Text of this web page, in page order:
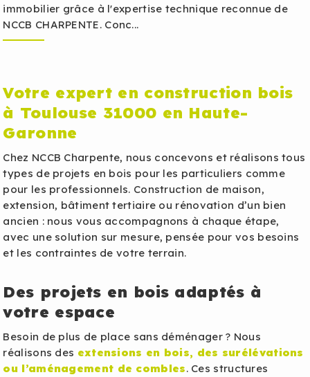
immobilier grâce à l'expertise technique reconnue de
NCCB CHARPENTE. Conc...
Votre expert en construction bois
à Toulouse 31000 en Haute-
Garonne
Chez NCCB Charpente, nous concevons et réalisons tous
types de projets en bois pour les particuliers comme
pour les professionnels. Construction de maison,
extension, bâtiment tertiaire ou rénovation d’un bien
ancien : nous vous accompagnons à chaque étape,
avec une solution sur mesure, pensée pour vos besoins
et les contraintes de votre terrain.
Des projets en bois adaptés à
votre espace
Besoin de plus de place sans déménager ? Nous
réalisons des extensions en bois, des surélévations
ou l’aménagement de combles. Ces structures